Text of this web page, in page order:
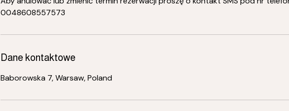
0048608557573
Dane kontaktowe
Baborowska 7, Warsaw, Poland